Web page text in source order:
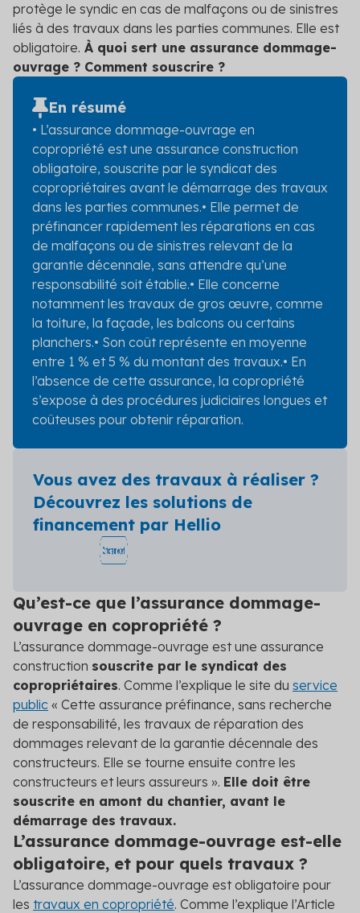
Amélioration DPE
Quittez le statut de passoire thermique et évitez
l’interdiction de location
Audit énergétique
Réalisez votre audit et définissez les meilleurs
scénarios de travaux
Diagnostic technique global
Assurez la pérennité de votre copropriété avec un
diagnostic complet et adapté
Voir toutes les solutions
Voir toutes nos solutions
protège le syndic en cas de malfaçons ou de sinistres
liés à des travaux dans les parties communes. Elle est
obligatoire. À quoi sert une assurance dommage-
ouvrage ? Comment souscrire ?
En résumé
• L’assurance dommage-ouvrage en
copropriété est une assurance construction
obligatoire, souscrite par le syndicat des
copropriétaires avant le démarrage des travaux
dans les parties communes.• Elle permet de
préfinancer rapidement les réparations en cas
de malfaçons ou de sinistres relevant de la
garantie décennale, sans attendre qu’une
responsabilité soit établie.• Elle concerne
notamment les travaux de gros œuvre, comme
la toiture, la façade, les balcons ou certains
planchers.• Son coût représente en moyenne
entre 1 % et 5 % du montant des travaux.• En
l’absence de cette assurance, la copropriété
s’expose à des procédures judiciaires longues et
coûteuses pour obtenir réparation.
Vous avez des travaux à réaliser ?
Découvrez les solutions de
financement par Hellio
Qu’est-ce que l’assurance dommage-
ouvrage en copropriété ?
L’assurance dommage-ouvrage est une assurance
construction souscrite par le syndicat des
copropriétaires. Comme l’explique le site du service
public « Cette assurance préfinance, sans recherche
de responsabilité, les travaux de réparation des
dommages relevant de la garantie décennale des
constructeurs. Elle se tourne ensuite contre les
constructeurs et leurs assureurs ». Elle doit être
souscrite en amont du chantier, avant le
démarrage des travaux.
L’assurance dommage-ouvrage est-elle
obligatoire, et pour quels travaux ?
L’assurance dommage-ouvrage est obligatoire pour
les travaux en copropriété. Comme l’explique l’Article